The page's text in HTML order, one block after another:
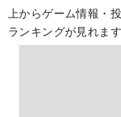
上からゲーム情報・
ランキングが見れます